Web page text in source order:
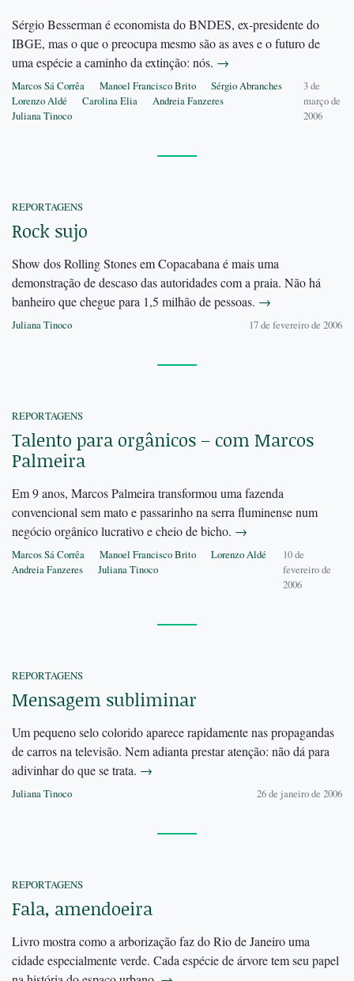
Sérgio Besserman é economista do BNDES, ex-presidente do
IBGE, mas o que o preocupa mesmo são as aves e o futuro de
uma espécie a caminho da extinção: nós. →
Marcos Sá Corrêa Manoel Francisco Brito
Sérgio Abranches
Lorenzo Aldé
Carolina Elia
Andreia Fanzeres
Juliana Tinoco
3 de
março de
2006
REPORTAGENS
Rock sujo
Show dos Rolling Stones em Copacabana é mais uma
demonstração de descaso das autoridades com a praia. Não há
banheiro que chegue para 1,5 milhão de pessoas. →
Juliana Tinoco 17 de fevereiro de 2006
REPORTAGENS
Talento para orgânicos – com Marcos
Palmeira
Em 9 anos, Marcos Palmeira transformou uma fazenda
convencional sem mato e passarinho na serra fluminense num
negócio orgânico lucrativo e cheio de bicho. →
Marcos Sá Corrêa Manoel Francisco Brito
Lorenzo Aldé
Andreia Fanzeres
Juliana Tinoco
10 de
fevereiro de
2006
REPORTAGENS
Mensagem subliminar
Um pequeno selo colorido aparece rapidamente nas propagandas
de carros na televisão. Nem adianta prestar atenção: não dá para
adivinhar do que se trata. →
Juliana Tinoco 26 de janeiro de 2006
REPORTAGENS
Fala, amendoeira
Livro mostra como a arborização faz do Rio de Janeiro uma
cidade especialmente verde. Cada espécie de árvore tem seu papel